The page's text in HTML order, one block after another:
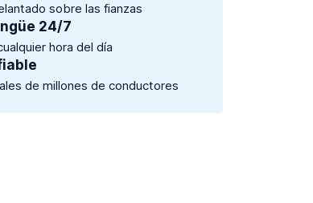
sobre las fianzas
24/7
hora del día
de millones de conductores